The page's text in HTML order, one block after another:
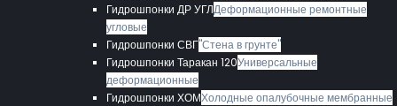
Гидрошпонки ДР УГЛДеформационные ремонтные
угловые
Гидрошпонки СВГ"Стена в грунте"
Гидрошпонки Таракан 120Универсальные
деформационные
Гидрошпонки ХОМХолодные опалубочные мембранные